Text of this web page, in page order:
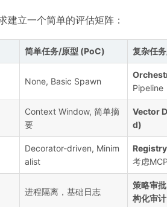
建立一个简单的评估矩阵：
简单任务/原型 (PoC) 复杂任
None, Basic Spawn
Pipeline
Context Window, 简单摘
要
Vector
d)
Decorator-driven, Minim
alist
考虑
进程隔离，基础日志
策略审
构化审计